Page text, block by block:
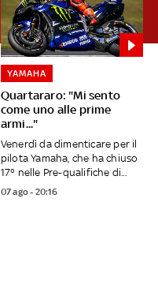
Quartararo: "Mi sento
come uno alle prime
armi..."
YAMAHA
Venerdì da dimenticare per il
pilota Yamaha, che ha chiuso
17° nelle Pre-qualifiche di...
07 ago - 20:16